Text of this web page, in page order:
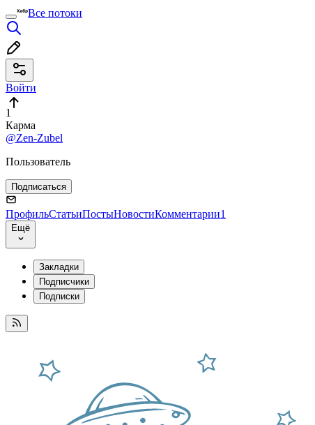
Все потоки
Войти
1
Карма
@Zen-Zubel
Пользователь
Подписаться
ПрофильСтатьиПостыНовостиКомментарии1
Ещё
Закладки
Подписчики
Подписки